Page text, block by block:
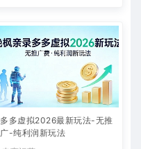
多多虚拟2026最新玩法-无推
广-纯利润新玩法